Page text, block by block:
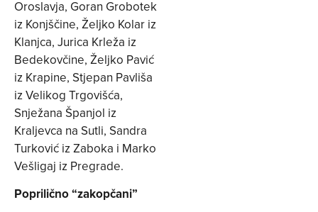
Oroslavja, Goran Grobotek
iz Konjščine, Željko Kolar iz
Klanjca, Jurica Krleža iz
Bedekovčine, Željko Pavić
iz Krapine, Stjepan Pavliša
iz Velikog Trgovišća,
Snježana Španjol iz
Kraljevca na Sutli, Sandra
Turković iz Zaboka i Marko
Vešligaj iz Pregrade.
Poprilično “zakopčani”